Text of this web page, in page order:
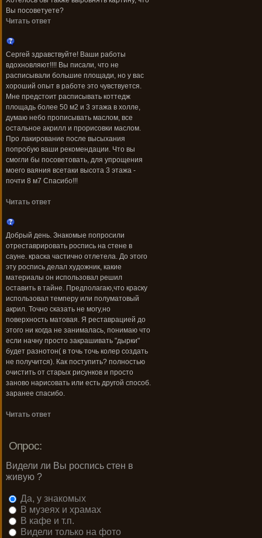
Вы посоветуете?
Читать ответ
Сергей здравствуйте! Ваши работы
вдохновляют!!!! Вы писали, что не
расписывали большие площади, но у вас
хороший опыт в работе это чувствуется.
Мне предстоит расписывать коттедж
площадь более 50 м2 и 3 этажа в холле,
думаю небо прописывать маслом, все
остальное акрилл и прорисовки маслом.
Про лакирование после высыхания
попробую ваши рекомендации. Что вы
смогли бы посоветовать, для упрощения
моего ваяния всетаки высота 3 этажа -
почти 8 м7 Спасибо!!!
Читать ответ
Добрый день. Знакомые попросили
отреставрировать роспись на стене в
сауне. краска частично отлетела. До этого
эту роспись делал художник, какие
материалы он использовал решил
оставить в тайне. Предполагаю,что краску
использовал темперу или полуматовый
акрил. Точно сказать не могу,но
поверхность матовая. Я реставрацией до
этого ни когда не занималась, понимаю что
если начну просто закрашивать "дырки"
будет разнотон( в точь точь колер создать
не получится). Как поступить? полностью
очистить от старых рисунков и просто
заново нарисовать или есть другой способ.
заранее спасибо.
Читать ответ
Опрос:
Видели ли Вы роспись стен в
живую ?
Да, у знакомых
В музеях и храмах
В кафе и т.п.
Видели только на фото